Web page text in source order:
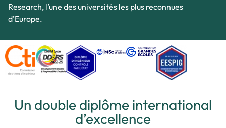
Research, l’une des universités les plus reconnues
d’Europe.
Un double diplôme international
d’excellence